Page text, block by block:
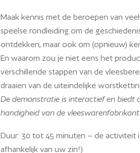
Maak kennis met de beroepen van
speelse rondleiding om de
ontdekken, maar ook om (opnieuw)
En waarom zou je niet eens het
verschillende stappen van de
draaien van de uiteindelijke
De demonstratie is interactief en biedt
handigheid van de vleeswarenfabrikant.
Duur: 30 tot 45 minuten – de activiteit
afhankelijk van uw zin!)